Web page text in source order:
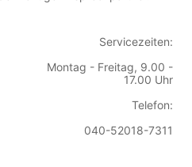
Servicezeiten:
Montag - Freitag, 9.00 -
17.00 Uhr
Telefon:
040-52018-7311